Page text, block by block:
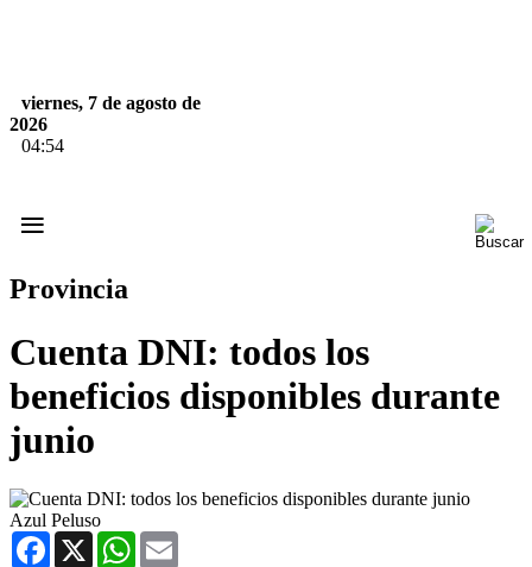
viernes, 7 de agosto de
2026
04:54
≡
Provincia
Cuenta DNI: todos los
beneficios disponibles durante
junio
Azul Peluso
Facebook
X WhatsApp